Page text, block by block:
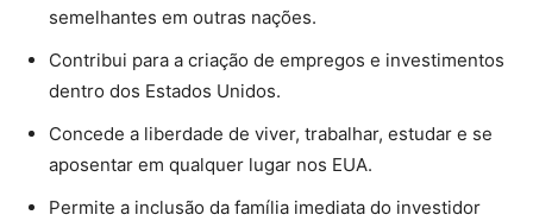
semelhantes em outras nações.
Contribui para a criação de empregos e investimentos
dentro dos Estados Unidos.
Concede a liberdade de viver, trabalhar, estudar e se
aposentar em qualquer lugar nos EUA.
Permite a inclusão da família imediata do investidor